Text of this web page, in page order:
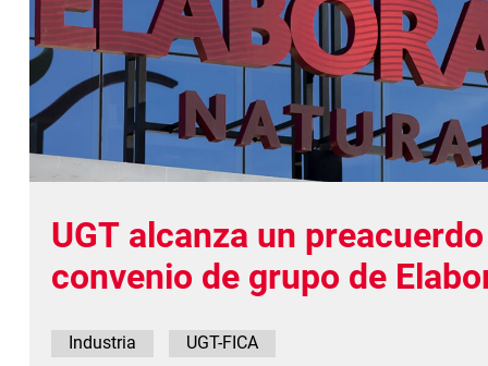
UGT alcanza un
convenio de grupo de
Industria UGT-FICA